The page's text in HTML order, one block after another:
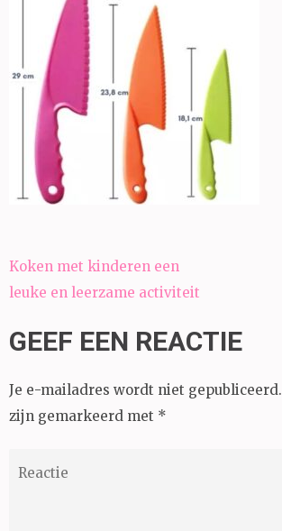
Bericht
navigatie
Koken met kinderen een
leuke en leerzame activiteit
GEEF EEN REACTIE
Je e-mailadres wordt niet gepubliceerd.
zijn gemarkeerd met *